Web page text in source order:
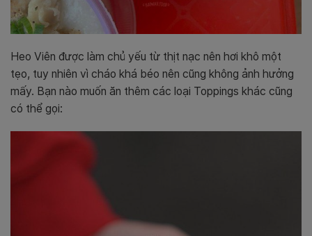
Heo Viên được làm chủ yếu từ thịt nạc nên hơi khô một
tẹo, tuy nhiên vì cháo khá béo nên cũng không ảnh hưởng
mấy. Bạn nào muốn ăn thêm các loại Toppings khác cũng
có thể gọi: